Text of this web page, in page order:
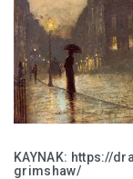
KAYNAK: https://
grimshaw/